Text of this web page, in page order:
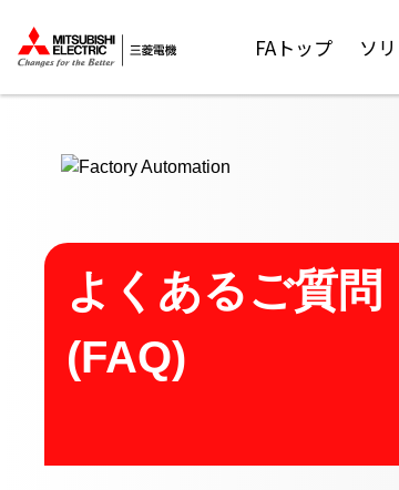
FAトップ ソ
よくあるご質問
(FAQ)